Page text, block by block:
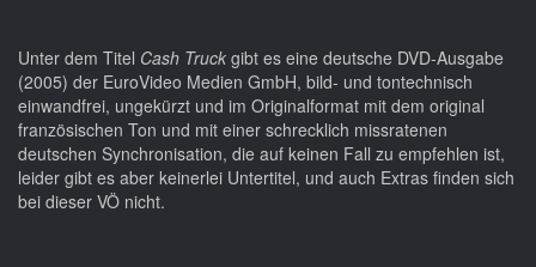
Unter dem Titel Cash Truck gibt es eine deutsche DVD-Ausgabe
(2005) der EuroVideo Medien GmbH, bild- und tontechnisch
einwandfrei, ungekürzt und im Originalformat mit dem original
französischen Ton und mit einer schrecklich missratenen
deutschen Synchronisation, die auf keinen Fall zu empfehlen ist,
leider gibt es aber keinerlei Untertitel, und auch Extras finden sich
bei dieser VÖ nicht.